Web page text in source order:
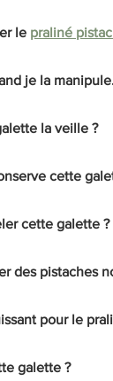
le praliné
je la
la veille ?
cette
cette galette ?
des pistaches
pour le
galette ?